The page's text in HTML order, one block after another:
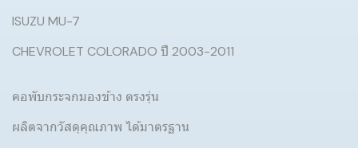
ISUZU MU-7
CHEVROLET COLORADO ปี 2003-2011
คอพับกระจกมองข้าง ตรงรุ่น
ผลิตจากวัสดุคุณภาพ ได้มาตรฐาน